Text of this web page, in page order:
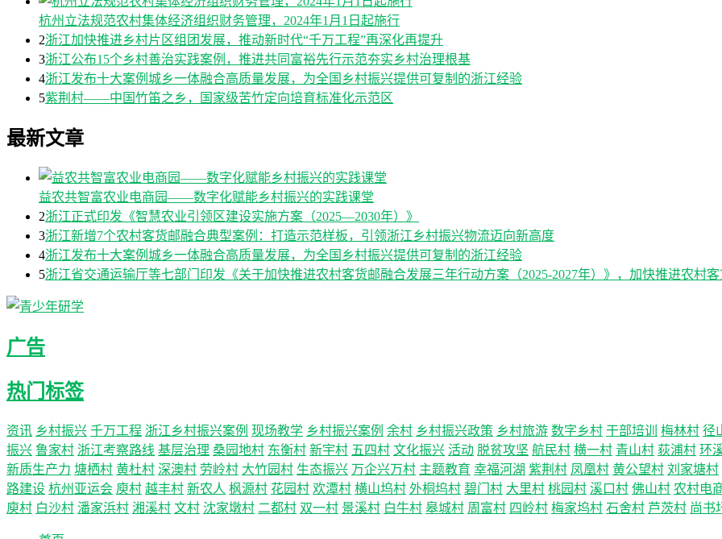
杭州立法规范农村集体经济组织财务管理，2024年1月1日起施行
2浙江加快推进乡村片区组团发展，推动新时代“千万工程”再深化再提升
3浙江公布15个乡村善治实践案例，推进共同富裕先行示范夯实乡村治理根基
4浙江发布十大案例城乡一体融合高质量发展，为全国乡村振兴提供可复制的浙江经验
5紫荆村——中国竹笛之乡，国家级苦竹定向培育标准化示范区
最新文章
益农共智富农业电商园——数字化赋能乡村振兴的实践课堂
2浙江正式印发《智慧农业引领区建设实施方案（2025—2030年）》
3浙江新增7个农村客货邮融合典型案例：打造示范样板，引领浙江乡村振兴物流迈向新高度
4浙江发布十大案例城乡一体融合高质量发展，为全国乡村振兴提供可复制的浙江经验
5浙江省交通运输厅等七部门印发《关于加快推进农村客货邮融合发展三年行动方案（2025-2027年）》，加快推进农村
广告
热门标签
资讯 乡村振兴 千万工程 浙江乡村振兴案例 现场教学 乡村振兴案例 余村 乡村振兴政策 乡村旅游 数字乡村 干部培训 梅林村 径
振兴 鲁家村 浙江考察路线 基层治理 桑园地村 东衡村 新宇村 五四村 文化振兴 活动 脱贫攻坚 航民村 横一村 青山村 荻浦村 环
新质生产力 塘栖村 黄杜村 深澳村 劳岭村 大竹园村 生态振兴 万企兴万村 主题教育 幸福河湖 紫荆村 凤凰村 黄公望村 刘家塘村
路建设 杭州亚运会 庾村 越丰村 新农人 枫源村 花园村 欢潭村 横山坞村 外桐坞村 碧门村 大里村 桃园村 溪口村 佛山村 农村电
庾村 白沙村 潘家浜村 湘溪村 文村 沈家墩村 二都村 双一村 景溪村 白牛村 皋城村 周富村 四岭村 梅家坞村 石舍村 芦茨村 尚书